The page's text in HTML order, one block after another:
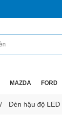
MAZDA FORD
Đèn hậu độ LED